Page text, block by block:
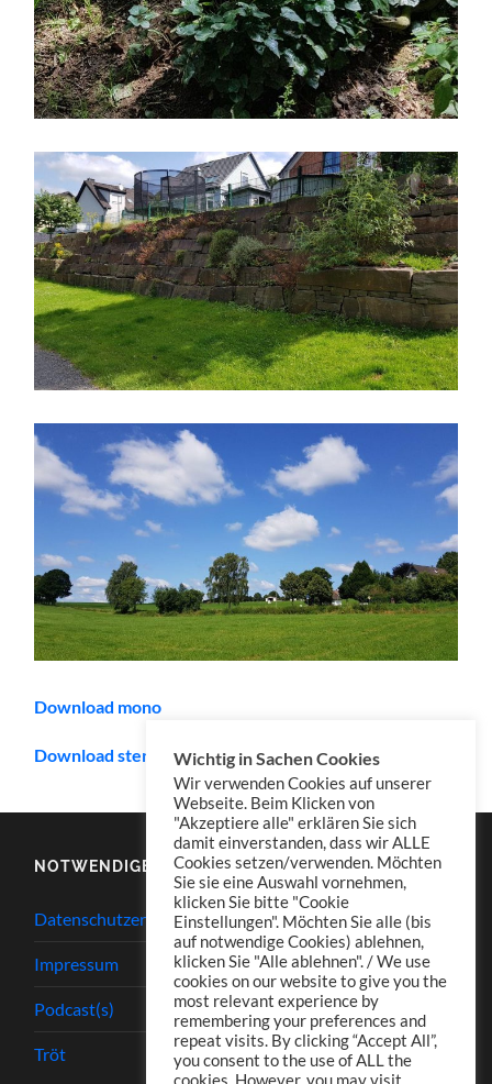
Download mono
Download stereo (empfohlen/recommended)
NOTWENDIGES
Datenschutzerklärung
Impressum
Podcast(s)
Tröt
Wichtig in Sachen Cookies
Wir verwenden Cookies auf unserer
Webseite. Beim Klicken von
"Akzeptiere alle" erklären Sie sich
damit einverstanden, dass wir ALLE
Cookies setzen/verwenden. Möchten
Sie sie eine Auswahl vornehmen,
klicken Sie bitte "Cookie
Einstellungen". Möchten Sie alle (bis
auf notwendige Cookies) ablehnen,
klicken Sie "Alle ablehnen". / We use
cookies on our website to give you the
most relevant experience by
remembering your preferences and
repeat visits. By clicking “Accept All”,
you consent to the use of ALL the
cookies. However, you may visit